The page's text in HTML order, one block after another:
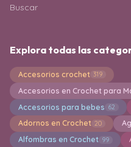
Buscar
Explora todas las
Accesorios crochet 319
Accesorios en Crochet para
Accesorios para bebes 62
Adornos en Crochet 20
Alfombras en Crochet 99